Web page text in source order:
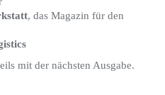
, das Magazin für den
mit der nächsten Ausgabe.